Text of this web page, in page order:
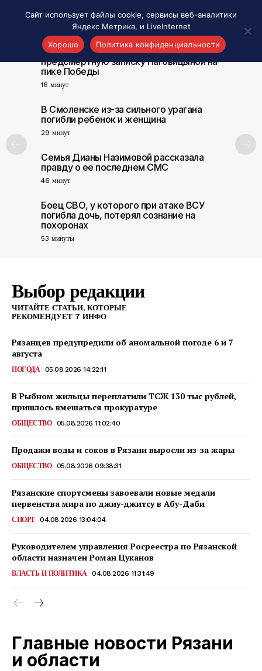
Акценты
Материалы о Рязани и области
Проекты 7 инфо
Здоровье
Интересное
Новости кино и ТВ
Новости России
Новости мира
Все материалы 7инфо
О НАС
ПОИСК ПО САЙТУ
Альпинист оценил шансы найти
предсмертную записку Наговицыной на
пике Победы
16 минут
В Смоленске из-за сильного урагана
погибли ребенок и женщина
29 минут
Семья Дианы Назимовой рассказала
правду о ее последнем СМС
46 минут
Боец СВО, у которого при атаке ВСУ
погибла дочь, потерял сознание на
похоронах
53 минуты
Выбор редакции
ЧИТАЙТЕ СТАТЬИ, КОТОРЫЕ
РЕКОМЕНДУЕТ 7 ИНФО
Рязанцев предупредили об аномальной погоде 6 и 7
августа
ПОГОДА 05.08.2026 14:22:11
В Рыбном жильцы переплатили ТСЖ 130 тыс рублей,
пришлось вмешаться прокуратуре
ОБЩЕСТВО 05.08.2026 11:02:40
Продажи воды и соков в Рязани выросли из-за жары
ОБЩЕСТВО 05.08.2026 09:38:31
Рязанские спортсмены завоевали новые медали
первенства мира по джиу-джитсу в Абу-Даби
СПОРТ 04.08.2026 13:04:04
Руководителем управления Росреестра по Рязанской
области назначен Роман Цуканов
ВЛАСТЬ И ПОЛИТИКА 04.08.2026 11:31:49
Главные новости Рязани
и области
Сайт использует файлы cookie, сервисы веб-аналитики
Яндекс Метрика, и LiveInternet
Хорошо
Политика конфиденциальности